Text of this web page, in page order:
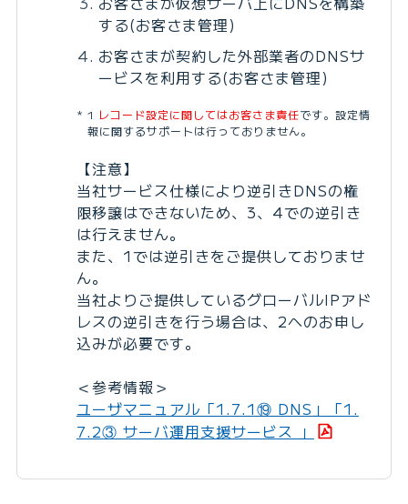
する(お客さま管理)
お客さまが契約した外部業者のDNSサ
ービスを利用する(お客さま管理)
1 レコード設定に関してはお客さま責任です。設定情
報に関するサポートは行っておりません。
【注意】
当社サービス仕様により逆引きDNSの権
限移譲はできないため、3、4での逆引き
は行えません。
また、1では逆引きをご提供しておりませ
ん。
当社よりご提供しているグローバルIPアド
レスの逆引きを行う場合は、2へのお申し
込みが必要です。
＜参考情報＞
ユーザマニュアル「1.7.1⑲ DNS」「1.
7.2③ サーバ運用支援サービス 」